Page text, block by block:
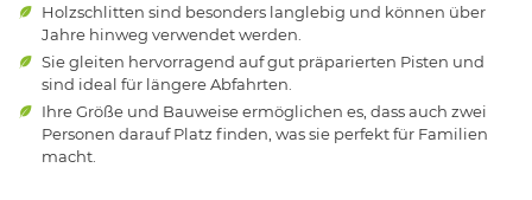
Holzschlitten sind besonders langlebig und können über
Jahre hinweg verwendet werden.
Sie gleiten hervorragend auf gut präparierten Pisten und
sind ideal für längere Abfahrten.
Ihre Größe und Bauweise ermöglichen es, dass auch zwei
Personen darauf Platz finden, was sie perfekt für Familien
macht.